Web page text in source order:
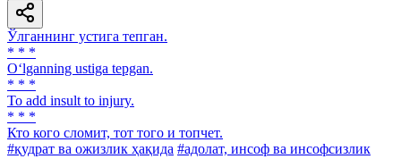
Ўлганнинг устига тепган.
* * *
O‘lganning ustiga tepgan.
* * *
To add insult to injury.
* * *
Кто кого сломит, тот того и топчет.
#қудрат ва ожизлик ҳақида #адолат, инсоф ва инсофсизлик